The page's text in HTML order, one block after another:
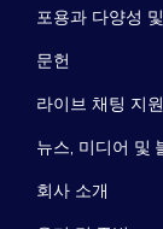
포용과 다양성
문헌
라이브 채팅 지원
뉴스, 미디어 및
회사 소개